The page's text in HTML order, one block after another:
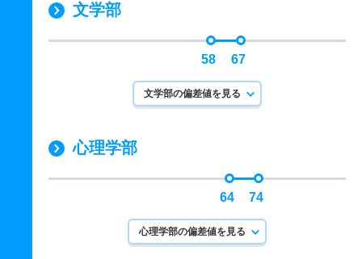
文学部
58 67
文学部の偏差値を見る
心理学部
64 74
心理学部の偏差値を見る